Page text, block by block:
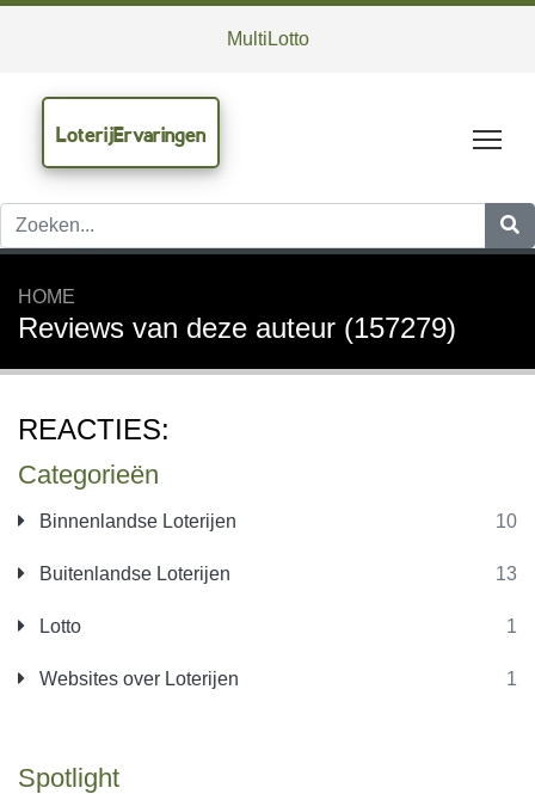
MultiLotto
LoterijErvaringen
HOME
Reviews van deze auteur (157279)
Categorieën
Binnenlandse Loterijen 10
Buitenlandse Loterijen 13
Lotto 1
Websites over Loterijen 1
Spotlight
REACTIES: